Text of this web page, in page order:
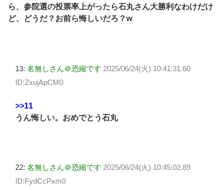
ら、参院選の投票率上がったら石丸さん大勝利なわけだけ
ど、どうだ？お前ら悔しいだろ？w
13: 名無しさん＠恐縮です 2025/06/24(火) 10:41:31.60
ID:ZxujApCM0
>>11
うん悔しい。おめでとう石丸
22: 名無しさん＠恐縮です 2025/06/24(火) 10:45:02.89
ID:FydCcPxm0